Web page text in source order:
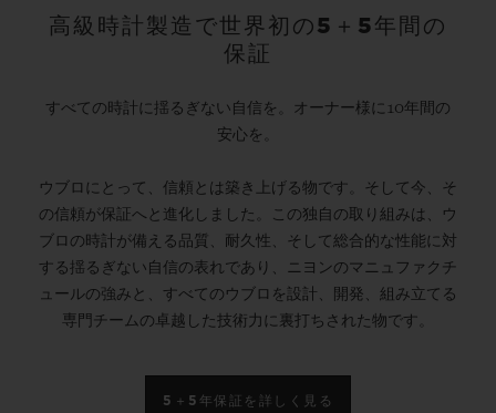
高級時計製造で世界初の5＋5年間の
保証
すべての時計に揺るぎない自信を。オーナー様に10年間の
安心を。
ウブロにとって、信頼とは築き上げる物です。そして今、そ
の信頼が保証へと進化しました。この独自の取り組みは、ウ
ブロの時計が備える品質、耐久性、そして総合的な性能に対
する揺るぎない自信の表れであり、ニヨンのマニュファクチ
ュールの強みと、すべてのウブロを設計、開発、組み立てる
専門チームの卓越した技術力に裏打ちされた物です。
5＋5年保証を詳しく見る